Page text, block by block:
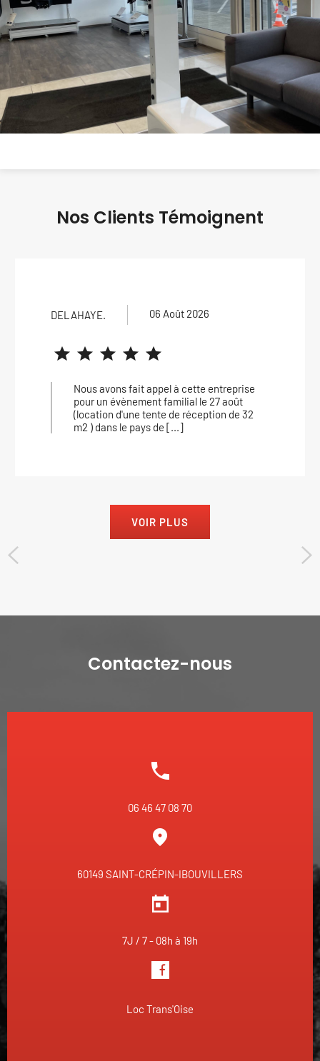
Nos Clients Témoignent
LAURA .
J’ai fait appel à Loc Trans Oise
mariage, tout c’est super bien
matériel est très professionnel,
super [...]
VOIR PLUS
Contactez-nous
06 46 47 08 70
60149 SAINT-CRÉPIN-IBOUVILLERS
7J / 7 - 08h à 19h
Loc Trans'Oise